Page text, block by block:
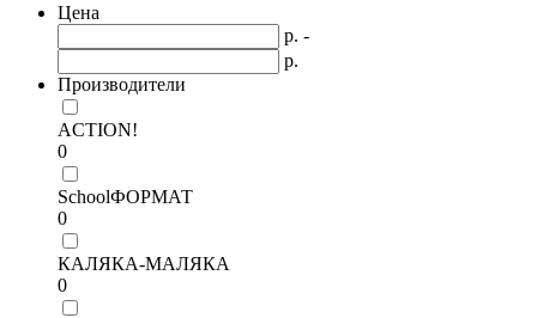
Цена
р. -
р.
Производители
ACTION!
0
SchoolФОРМАТ
0
КАЛЯКА-МАЛЯКА
0